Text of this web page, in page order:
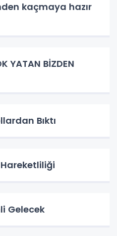
kaçmaya hazır
YATAN BİZDEN
Bıktı
Gelecek